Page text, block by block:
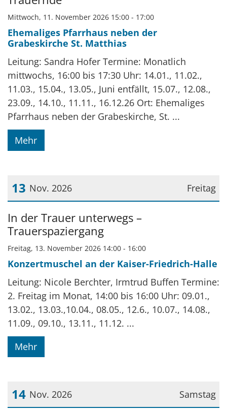
Mittwoch, 11. November 2026 15:00 - 17:00
Ehemaliges Pfarrhaus neben der
Grabeskirche St. Matthias
Leitung: Sandra Hofer Termine: Monatlich
mittwochs, 16:00 bis 17:30 Uhr: 14.01., 11.02.,
11.03., 15.04., 13.05., Juni entfällt, 15.07., 12.08.,
23.09., 14.10., 11.11., 16.12.26 Ort: Ehemaliges
Pfarrhaus neben der Grabeskirche, St. ...
Mehr
Freitag
13 Nov. 2026
Datum: 13. November 2026
In der Trauer unterwegs –
Trauerspaziergang
Freitag, 13. November 2026 14:00 - 16:00
Konzertmuschel an der Kaiser-Friedrich-Halle
Leitung: Nicole Berchter, Irmtrud Buffen Termine:
2. Freitag im Monat, 14:00 bis 16:00 Uhr: 09.01.,
13.02., 13.03.,10.04., 08.05., 12.6., 10.07., 14.08.,
11.09., 09.10., 13.11., 11.12. ...
Mehr
Samstag
14 Nov. 2026